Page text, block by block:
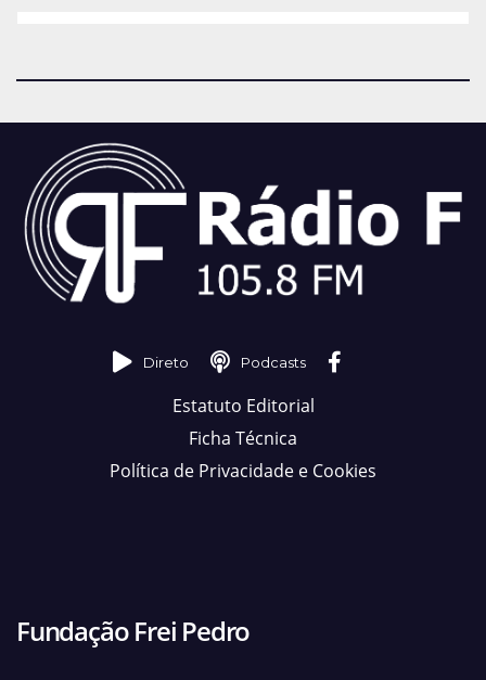
Direto Podcasts
Estatuto Editorial
Ficha Técnica
Política de Privacidade e Cookies
Fundação Frei Pedro